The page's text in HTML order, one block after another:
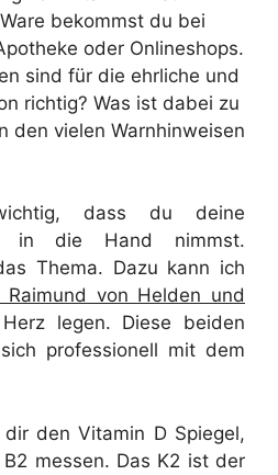
bekommst du bei
oder Onlineshops.
sind für die ehrliche und
richtig? Was ist dabei zu
den vielen Warnhinweisen
dass du deine
in die Hand nimmst.
Thema. Dazu kann ich
Raimund von Helden und
legen. Diese beiden
professionell mit dem
den Vitamin D Spiegel,
messen. Das K2 ist der